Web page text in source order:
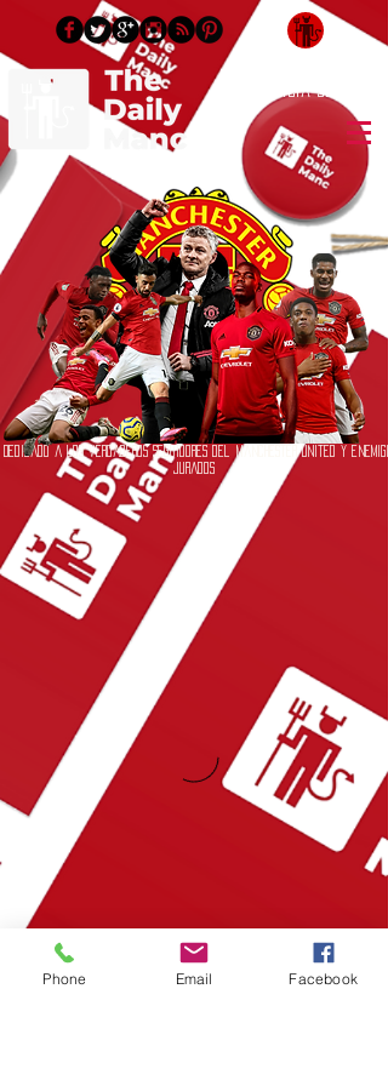
Inicia Sesión/
Dedicado a los verdaderos seguidores del Manchester United y
jurados
Phone Email Facebook